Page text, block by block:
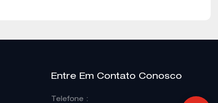
Entre Em Contato Conosco
Telefone :